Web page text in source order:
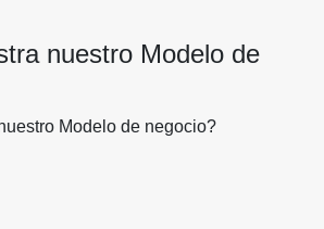
nuestro Modelo de
Modelo de negocio?